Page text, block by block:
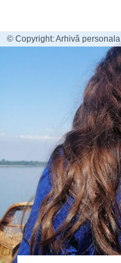
© Copyright: Arhivă personala